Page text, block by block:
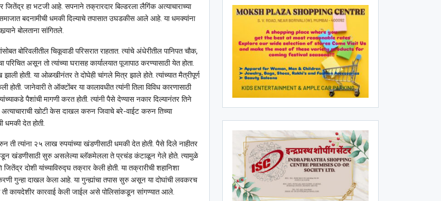
जितेंद्र हा भटजी आहे. सपनाने तक्रारदार बिल्डरला लैगिंक अत्याचाराच्या
बदनामीची धमकी दिल्याचे तपासात उघडकीस आले आहे. या धमक्यांना
बोलताना सांगितले.
बोरिवलीतील चिकूवाडी परिसरात राहतात. त्यांचे अंधेरीतील पानिपत चौक,
असून तो त्यांच्या घरासह कार्यालयात पूजापाठ करण्यासाठी येत होता.
होती. या ओळखीनंतर ते दोघेही चांगले मित्र झाले होते. त्यांच्यात मैत्रीपूर्ण
जानेवारी ते ऑक्टोंबर या कालावधीत त्यांनी तिला विविध कारणासाठी
पैशांची मागणी करत होती. त्यांनी पैसे देण्यास नकार दिल्यानंतर तिने
अत्याचाराची खोटी केस दाखल करुन जिवाचे बरे-वाईट करुन तिच्या
धमकी देत होती.
त्यांना २५ लाख रुपयांच्या खंडणीसाठी धमकी देत होती. पैसे दिले नाहीतर
खंडणीसाठी सुरु असलेल्या ब्लॅकमेलला ते प्रचंड कंटाळून गेले होते. त्यामुळे
दोशी यांच्याविरुद्घ तक्रार केली होती. या तक्रारीची शहानिशा
गुन्हा दाखल केला आहे. या गुन्ह्यांचा तपास सुरु असून या दोघांची लवकरच
ती कायदेशीर कारवाई केली जाईल असे पोलिसांकडून सांगण्यात आले.